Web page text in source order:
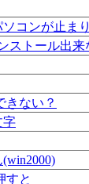
コンが止ま
ストール出来
きない？
字
すと